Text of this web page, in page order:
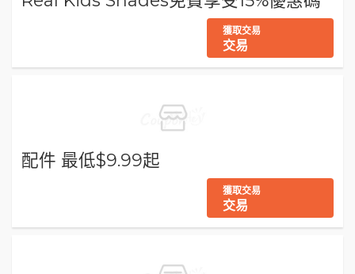
獲取交易
交易
配件 最低$9.99起
獲取交易
交易